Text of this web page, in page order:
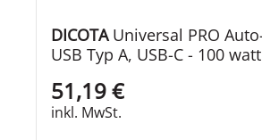
DICOTAUniversal PRO Auto-Netzteil -
USB Typ A, USB-C - 100 watt
51,19 €
inkl. MwSt.